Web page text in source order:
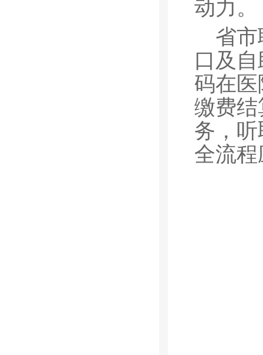
动力。
省
口及
码在
缴费
务，
全流